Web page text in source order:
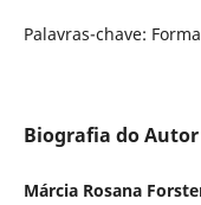
Palavras-chave:
Biografia do Autor
Márcia Rosana